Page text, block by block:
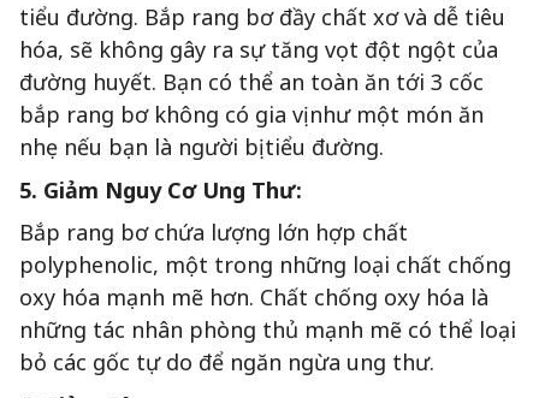
tiểu đường. Bắp rang bơ đầy chất xơ và dễ tiêu
hóa, sẽ không gây ra sự tăng vọt đột ngột của
đường huyết. Bạn có thể an toàn ăn tới 3 cốc
bắp rang bơ không có gia vị như một món ăn
nhẹ nếu bạn là người bị tiểu đường.
5. Giảm Nguy Cơ Ung Thư:
Bắp rang bơ chứa lượng lớn hợp chất
polyphenolic, một trong những loại chất chống
oxy hóa mạnh mẽ hơn. Chất chống oxy hóa là
những tác nhân phòng thủ mạnh mẽ có thể loại
bỏ các gốc tự do để ngăn ngừa ung thư.